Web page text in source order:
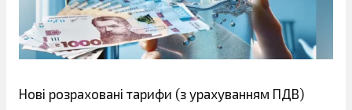
Нові розраховані тарифи (з урахуванням ПДВ)